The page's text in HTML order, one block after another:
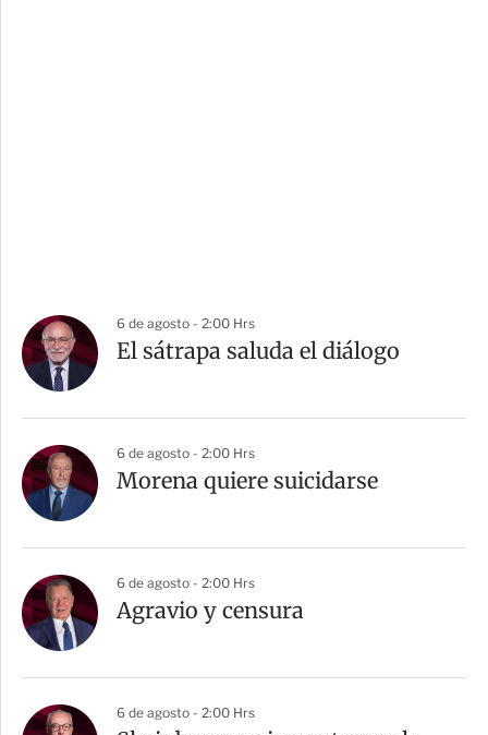
6 de agosto - 2:00 Hrs
El sátrapa saluda el diálogo
6 de agosto - 2:00 Hrs
Morena quiere suicidarse
6 de agosto - 2:00 Hrs
Agravio y censura
6 de agosto - 2:00 Hrs